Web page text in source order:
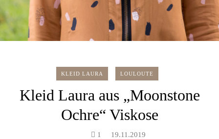
KLEID LAURA LOULOUTE
Kleid Laura aus „Moonstone
Ochre“ Viskose
1 19.11.2019